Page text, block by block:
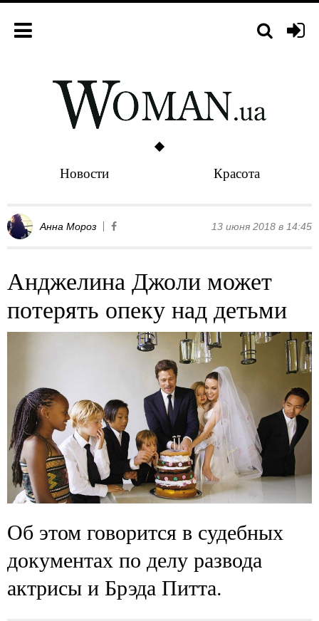
Новости Красота
Анна Мороз 13 июня 2018 в 14:45
Анджелина Джоли может
потерять опеку над детьми
Об этом говорится в судебных
документах по делу развода
актрисы и Брэда Питта.